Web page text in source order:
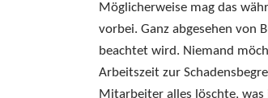
Möglicherweise mag das
vorbei. Ganz abgesehen von
beachtet wird. Niemand
Arbeitszeit zur
Mitarbeiter alles löschte, was